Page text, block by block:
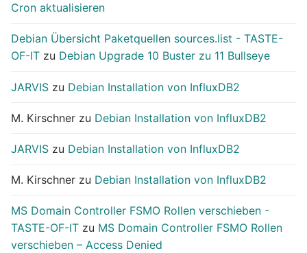
Cron aktualisieren
Debian Übersicht Paketquellen sources.list - TASTE-
OF-IT zu Debian Upgrade 10 Buster zu 11 Bullseye
JARVIS zu Debian Installation von InfluxDB2
M. Kirschner zu Debian Installation von InfluxDB2
JARVIS zu Debian Installation von InfluxDB2
M. Kirschner zu Debian Installation von InfluxDB2
MS Domain Controller FSMO Rollen verschieben -
TASTE-OF-IT zu MS Domain Controller FSMO Rollen
verschieben – Access Denied